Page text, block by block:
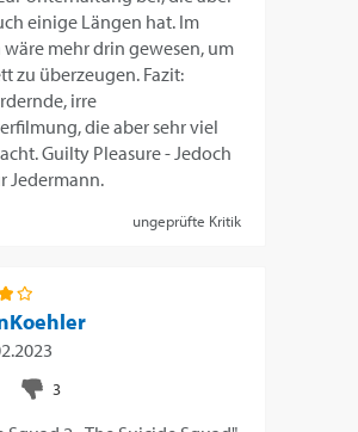
einige Längen hat. Im
wäre mehr drin gewesen, um
zu überzeugen. Fazit:
irre
die aber sehr viel
Guilty Pleasure - Jedoch
Jedermann.
ungeprüfte Kritik